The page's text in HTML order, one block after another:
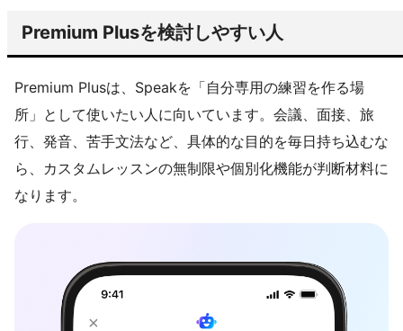
Premium Plusを検討しやすい人
Premium Plusは、Speakを「自分専用の練習を作る場
所」として使いたい人に向いています。会議、面接、旅
行、発音、苦手文法など、具体的な目的を毎日持ち込むな
ら、カスタムレッスンの無制限や個別化機能が判断材料に
なります。